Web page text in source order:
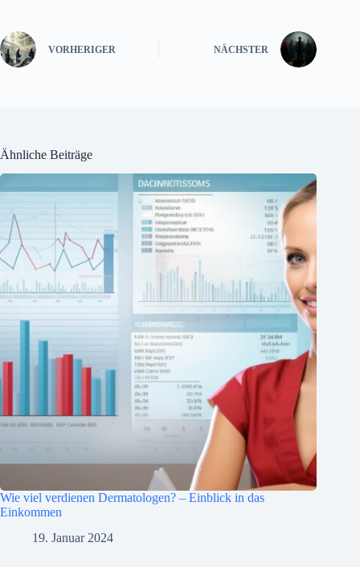
VORHERIGER NÄCHSTER
Ähnliche Beiträge
Wie viel verdienen Dermatologen? – Einblick in das
Einkommen
19. Januar 2024